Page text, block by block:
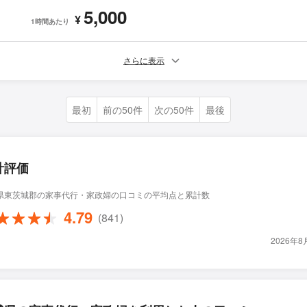
1時間あたり ¥5,000
さらに表示
最初 前の50件 次の50件 最後
評価
東茨城郡の家事代行・家政婦の口コミの平均点と累計数
4.79 (841)
2026年8